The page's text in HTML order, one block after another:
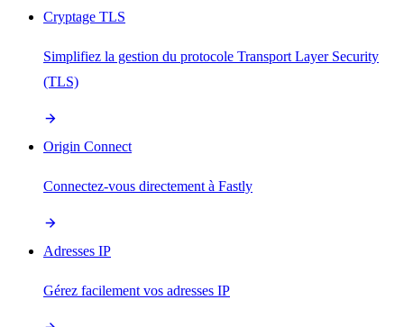
Cryptage TLS
Simplifiez la gestion du protocole Transport Layer Security
(TLS)
Origin Connect
Connectez-vous directement à Fastly
Adresses IP
Gérez facilement vos adresses IP